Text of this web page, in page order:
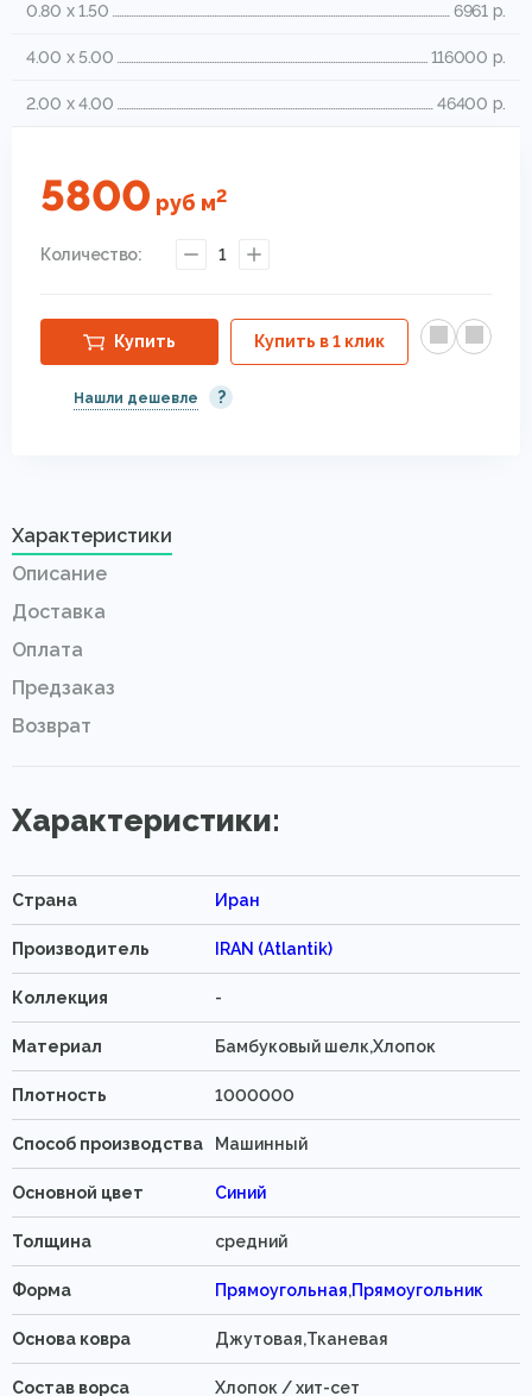
0.80 x 1.50 6961 р.
4.00 x 5.00 116000 р.
2.00 x 4.00 46400 р.
5800 руб м2
Количество: 1
Купить Купить в 1 клик
Нашли дешевле ?
Характеристики
Описание
Доставка
Оплата
Предзаказ
Возврат
Характеристики:
Страна Иран
Производитель IRAN (Atlantik)
Коллекция -
Материал Бамбуковый шелк,Хлопок
Плотность 1000000
Способ производства Машинный
Основной цвет Синий
Толщина средний
Форма Прямоугольная,Прямоугольник
Основа ковра Джутовая,Тканевая
Состав ворса Хлопок / хит-сет